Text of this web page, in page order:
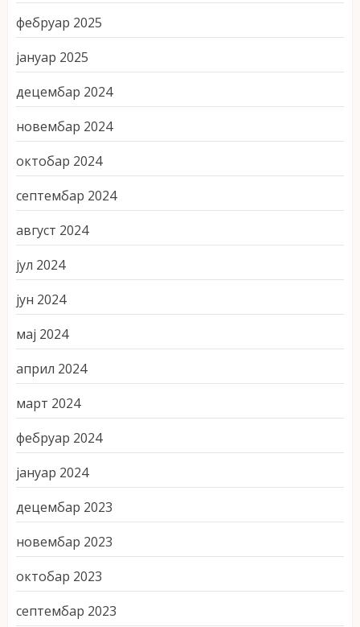
фебруар 2025
јануар 2025
децембар 2024
новембар 2024
октобар 2024
септембар 2024
август 2024
јул 2024
јун 2024
мај 2024
април 2024
март 2024
фебруар 2024
јануар 2024
децембар 2023
новембар 2023
октобар 2023
септембар 2023